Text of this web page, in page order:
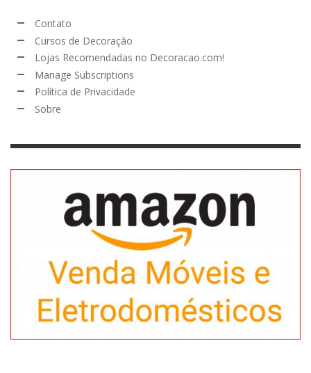
Contato
Cursos de Decoração
Lojas Recomendadas no Decoracao.com!
Manage Subscriptions
Política de Privacidade
Sobre